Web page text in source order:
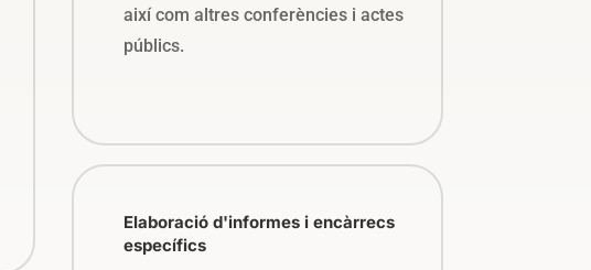
així com altres conferències i actes
públics.
Elaboració d'informes i encàrrecs
específics